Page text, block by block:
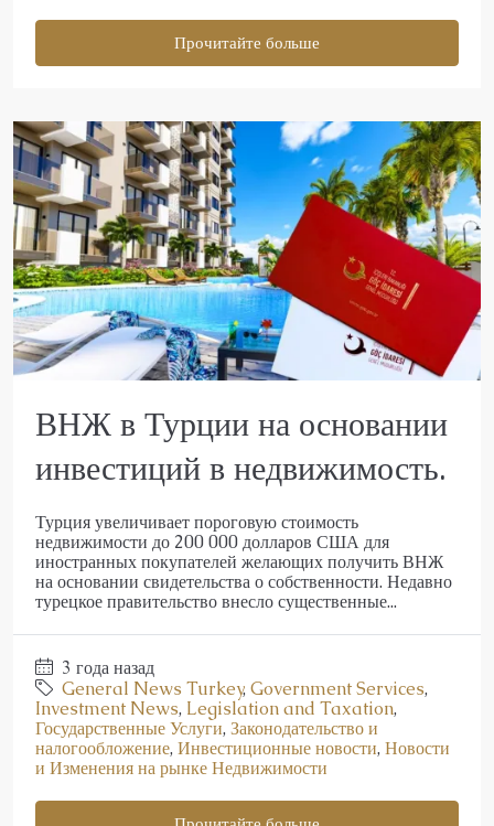
Прочитайте больше
ВНЖ в Турции на основании
инвестиций в недвижимость.
Турция увеличивает пороговую стоимость
недвижимости до 200 000 долларов США для
иностранных покупателей желающих получить ВНЖ
на основании свидетельства о собственности. Недавно
турецкое правительство внесло существенные...
3 года назад
General News Turkey, Government Services,
Investment News, Legislation and Taxation,
Государственные Услуги, Законодательство и
налогообложение, Инвестиционные новости, Новости
и Изменения на рынке Недвижимости